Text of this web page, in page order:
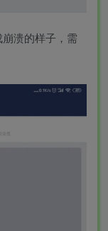
溃的样子，需